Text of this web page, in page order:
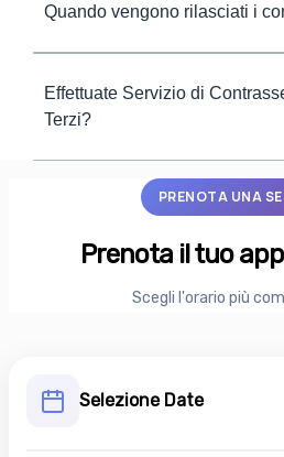
Quando vengono rilasciati i
Effettuate Servizio di
Terzi?
PRENOTA UNA
Prenota il tuo
Scegli l'orario più
Selezione Date